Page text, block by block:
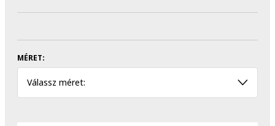
MÉRET:
Válassz méret: